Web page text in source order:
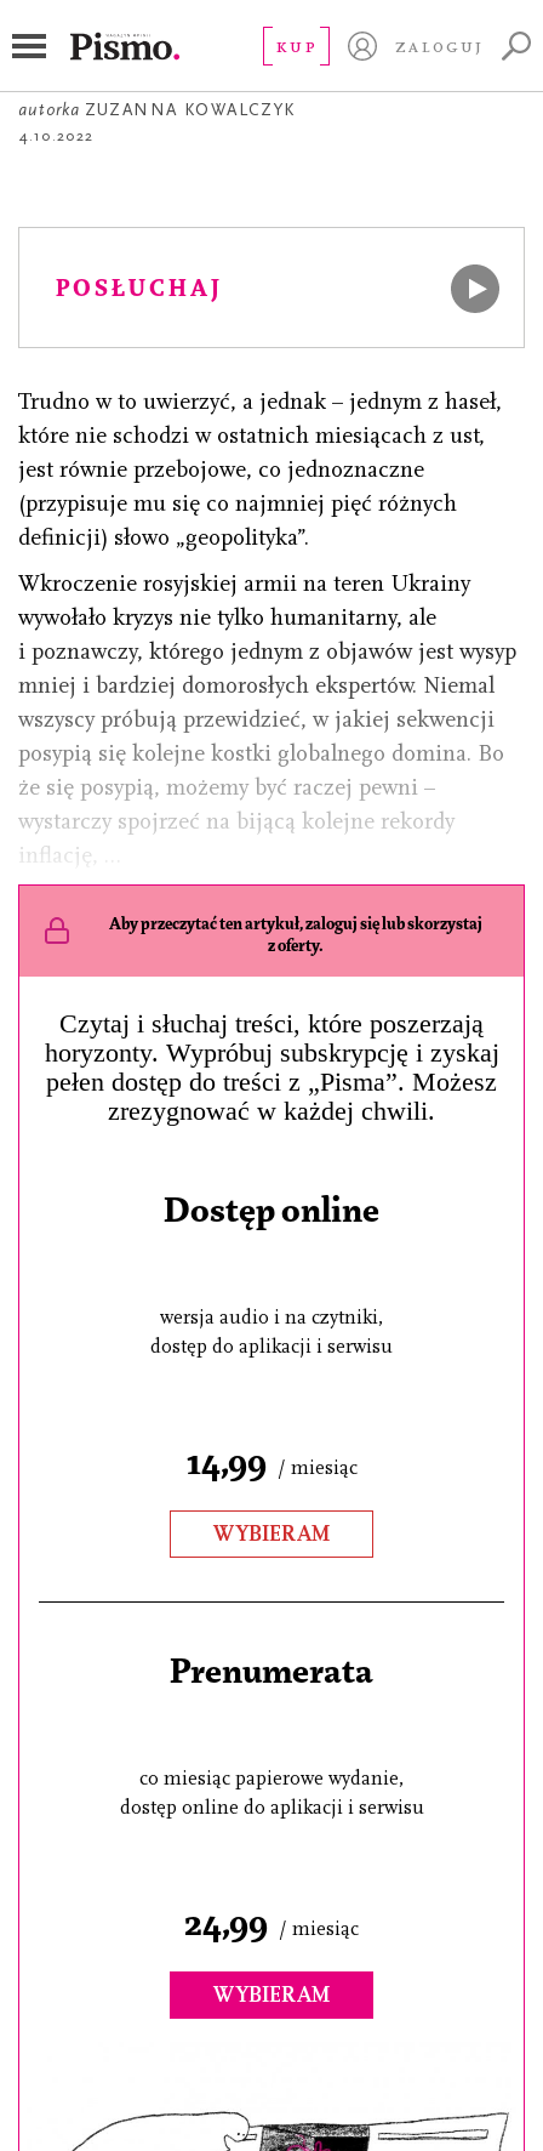
KUP ZALOGUJ
À propos geopolityki
autorka ZUZANNA KOWALCZYK
4.10.2022
POSŁUCHAJ
Trudno w to uwierzyć, a jednak – jednym z haseł,
które nie schodzi w ostatnich miesiącach z ust,
jest równie przebojowe, co jednoznaczne
(przypisuje mu się co najmniej pięć różnych
definicji) słowo „geopolityka”.
Wkroczenie rosyjskiej armii na teren Ukrainy
wywołało kryzys nie tylko humanitarny, ale
i poznawczy, którego jednym z objawów jest wysyp
mniej i bardziej domorosłych ekspertów. Niemal
wszyscy próbują przewidzieć, w jakiej sekwencji
posypią się kolejne kostki globalnego domina. Bo
że się posypią, możemy być raczej pewni –
wystarczy spojrzeć na bijącą kolejne rekordy
inflację, …
Aby przeczytać ten artykuł, zaloguj się lub skorzystaj
z oferty.
Czytaj i słuchaj treści, które poszerzają
horyzonty. Wypróbuj subskrypcję i zyskaj
pełen dostęp do treści z „Pisma”. Możesz
zrezygnować w każdej chwili.
Dostęp online
wersja audio i na czytniki,
dostęp do aplikacji i serwisu
14,99 / miesiąc
WYBIERAM
Prenumerata
co miesiąc papierowe wydanie,
dostęp online do aplikacji i serwisu
24,99 / miesiąc
WYBIERAM